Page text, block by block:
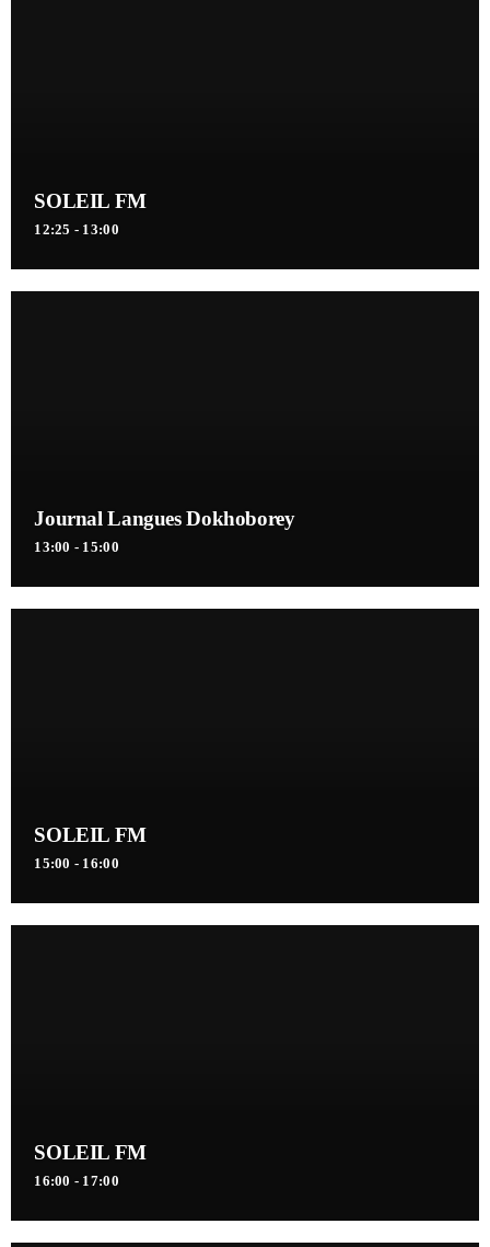
SOLEIL FM
12:25 - 13:00
Journal Langues Dokhoborey
13:00 - 15:00
SOLEIL FM
15:00 - 16:00
SOLEIL FM
16:00 - 17:00